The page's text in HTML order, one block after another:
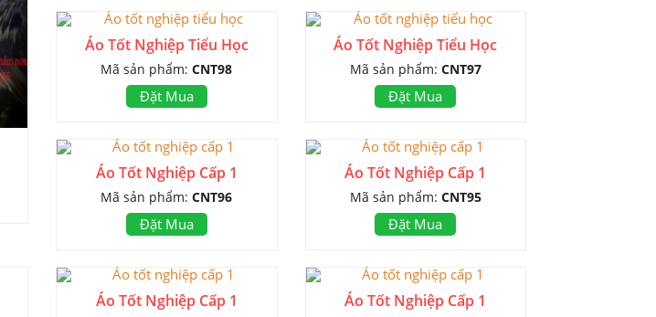
Áo Tốt Nghiệp Tiểu Học
Mã sản phẩm:CNT98
Đặt Mua
Áo Tốt Nghiệp Tiểu Học
Mã sản phẩm: CNT97
Đặt Mua
Áo Tốt Nghiệp Cấp 1
Mã sản phẩm:CNT96
Đặt Mua
Áo Tốt Nghiệp Cấp 1
Mã sản phẩm: CNT95
Đặt Mua
Áo Tốt Nghiệp Cấp 1 Áo Tốt Nghiệp Cấp 1